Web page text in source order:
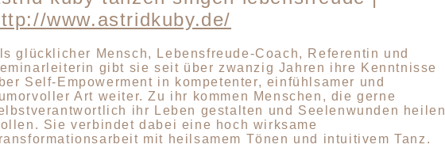
www.astridkuby.de/
glücklicher Mensch, Lebensfreude-Coach, Referentin und
gibt sie seit über zwanzig Jahren ihre Kenntnisse
Self-Empowerment in kompetenter, einfühlsamer und
Art weiter. Zu ihr kommen Menschen, die gerne
ihr Leben gestalten und Seelenwunden heilen
Sie verbindet dabei eine hoch wirksame
mit heilsamem Tönen und intuitivem Tanz.